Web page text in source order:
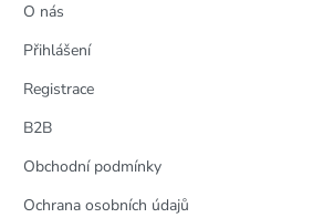
O nás
Přihlášení
Registrace
B2B
Obchodní podmínky
Ochrana osobních údajů